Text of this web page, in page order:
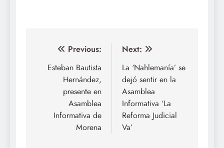
Navegación
de
entradas
Previous:
Esteban Bautista
Hernández,
presente en
Asamblea
Informativa de
Morena
Next:
La ‘Nahlemanía’ se
dejó sentir en la
Asamblea
Informativa ‘La
Reforma Judicial
Va’